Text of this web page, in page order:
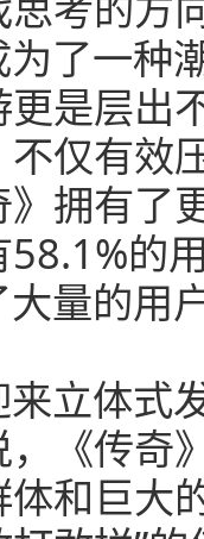
了一种
是层出
仅有效
拥有了
的
量的用
立体式
《传奇
和巨大